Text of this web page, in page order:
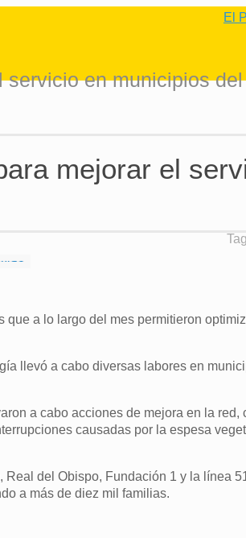
El
servicio en municipios del
mejorar el
a lo largo del mes permitieron
llevó a cabo diversas labores en
a cabo acciones de mejora en la red,
causadas por la espesa
del Obispo, Fundación 1 y la línea
a más de diez mil familias.